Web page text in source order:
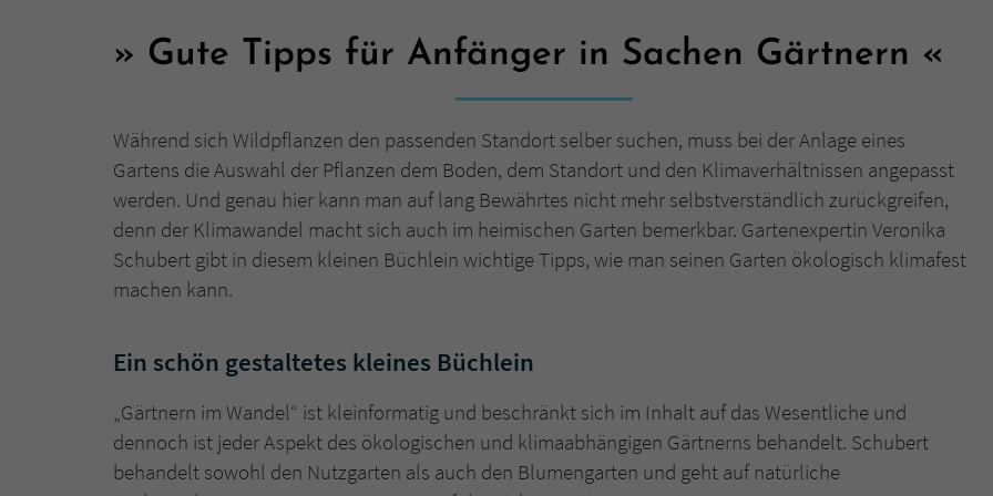
Gute Tipps für Anfänger in Sachen Gärtnern
Während sich Wildpflanzen den passenden Standort selber suchen, muss bei der Anlage eines
Gartens die Auswahl der Pflanzen dem Boden, dem Standort und den Klimaverhältnissen angepasst
werden. Und genau hier kann man auf lang Bewährtes nicht mehr selbstverständlich zurückgreifen,
denn der Klimawandel macht sich auch im heimischen Garten bemerkbar. Gartenexpertin Veronika
Schubert gibt in diesem kleinen Büchlein wichtige Tipps, wie man seinen Garten ökologisch klimafest
machen kann.
Ein schön gestaltetes kleines Büchlein
„Gärtnern im Wandel“ ist kleinformatig und beschränkt sich im Inhalt auf das Wesentliche und
dennoch ist jeder Aspekt des ökologischen und klimaabhängigen Gärtnerns behandelt. Schubert
behandelt sowohl den Nutzgarten als auch den Blumengarten und geht auf natürliche
Name tx_pwcomments_ahash
Anbieter
Laufzeit 1 Jahr
Zweck Cookie für Kommentare einzelner Buchtitel
Zweck
Webseite mit dem Benutzer. Es wird benötigt um z. B.
den Sicherheitscode des Kontaktformulars zu